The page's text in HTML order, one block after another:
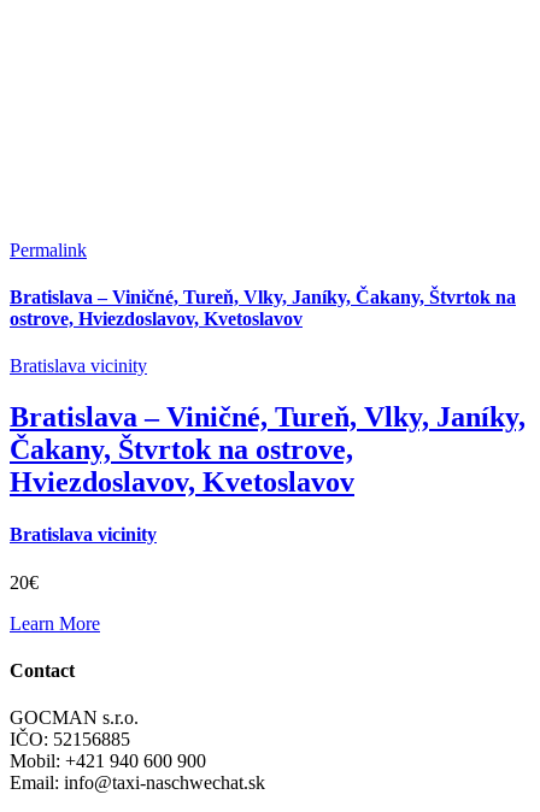
Permalink
Bratislava – Viničné, Tureň, Vlky, Janíky, Čakany, Štvrtok na
ostrove, Hviezdoslavov, Kvetoslavov
Bratislava vicinity
Bratislava – Viničné, Tureň, Vlky, Janíky,
Čakany, Štvrtok na ostrove,
Hviezdoslavov, Kvetoslavov
Bratislava vicinity
20€
Learn More
Contact
GOCMAN s.r.o.
IČO: 52156885
Mobil: +421 940 600 900
Email: info@taxi-naschwechat.sk